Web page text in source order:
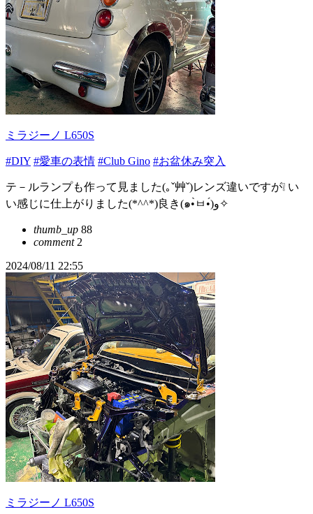
ミラジーノ L650S
#DIY #愛車の表情 #Club Gino #お盆休み突入
テ－ルランプも作って見ました(｡ˇ艸ˇ)レンズ違いですが❕ い
い感じに仕上がりました(*^^*)良き(๑•̀ㅂ•́)و✧
thumb_up 88
comment2
2024/08/11 22:55
ミラジーノ L650S